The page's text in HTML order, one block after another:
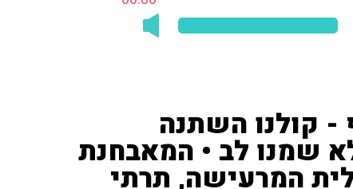
קולנו השתנה
שמנו לב • המאבחנת
המרעישה, תרתי